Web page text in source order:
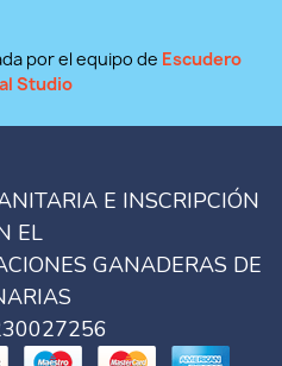
por el equipo de Escudero
Studio
E INSCRIPCIÓN
EL
GANADERAS DE